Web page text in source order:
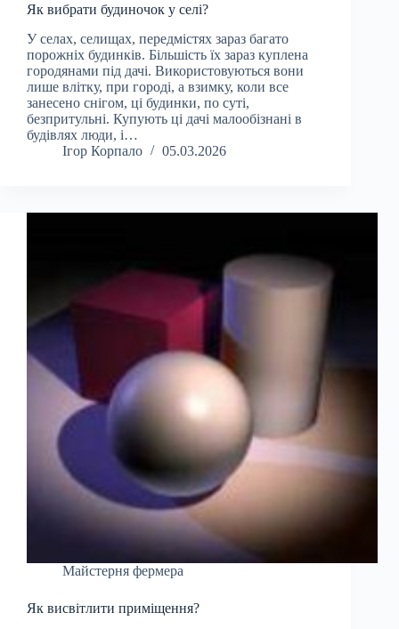
Як вибрати будиночок у селі?
У селах, селищах, передмістях зараз багато
порожніх будинків. Більшість їх зараз куплена
городянами під дачі. Використовуються вони
лише влітку, при городі, а взимку, коли все
занесено снігом, ці будинки, по суті,
безпритульні. Купують ці дачі малообізнані в
будівлях люди, і…
Ігор Корпало
05.03.2026
Майстерня фермера
Як висвітлити приміщення?